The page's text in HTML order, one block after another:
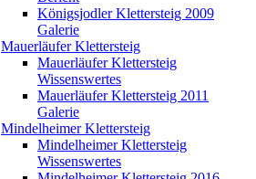
Königsjodler Klettersteig 2009
Galerie
Mauerläufer Klettersteig
Mauerläufer Klettersteig
Wissenswertes
Mauerläufer Klettersteig 2011
Galerie
Mindelheimer Klettersteig
Mindelheimer Klettersteig
Wissenswertes